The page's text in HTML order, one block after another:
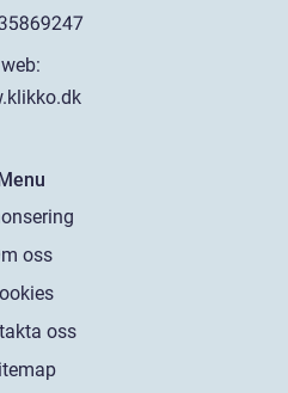
web:
Menu
oss
oss